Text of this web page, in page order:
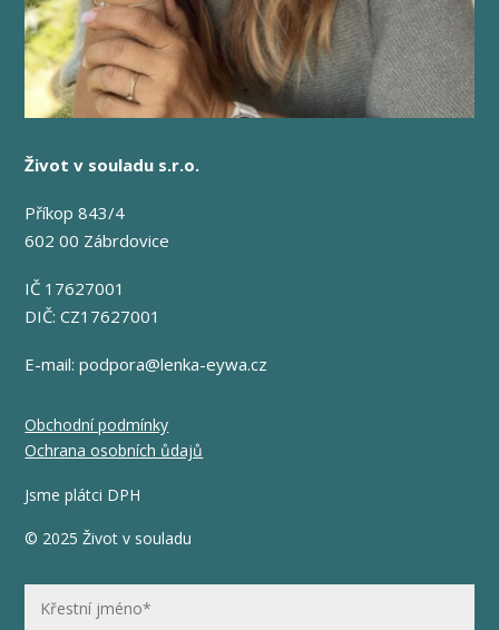
Život v souladu s.r.o.
Příkop 843/4
602 00 Zábrdovice
IČ 17627001
DIČ: CZ17627001
E-mail:podpora@lenka-eywa.cz
Obchodní podmínky
Ochrana osobních ůdajů
Jsme plátci DPH
© 2025 Život v souladu